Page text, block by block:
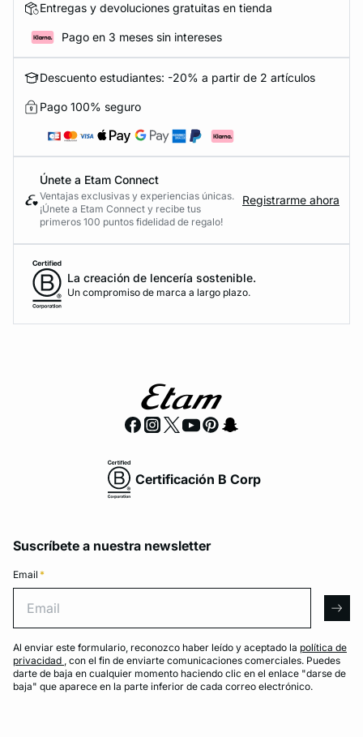
Entregas y devoluciones gratuitas en tienda
Pago en 3 meses sin intereses
Descuento estudiantes: -20% a partir de 2 artículos
Pago 100% seguro
Únete a Etam Connect
Ventajas exclusivas y experiencias únicas.
¡Únete a Etam Connect y recibe tus
primeros 100 puntos fidelidad de regalo!
Registrarme ahora
La creación de lencería sostenible.
Un compromiso de marca a largo plazo.
Certificación B Corp
Suscríbete a nuestra newsletter
Email *
Al enviar este formulario, reconozco haber leído y aceptado la política de
privacidad , con el fin de enviarte comunicaciones comerciales. Puedes
darte de baja en cualquier momento haciendo clic en el enlace "darse de
baja" que aparece en la parte inferior de cada correo electrónico.